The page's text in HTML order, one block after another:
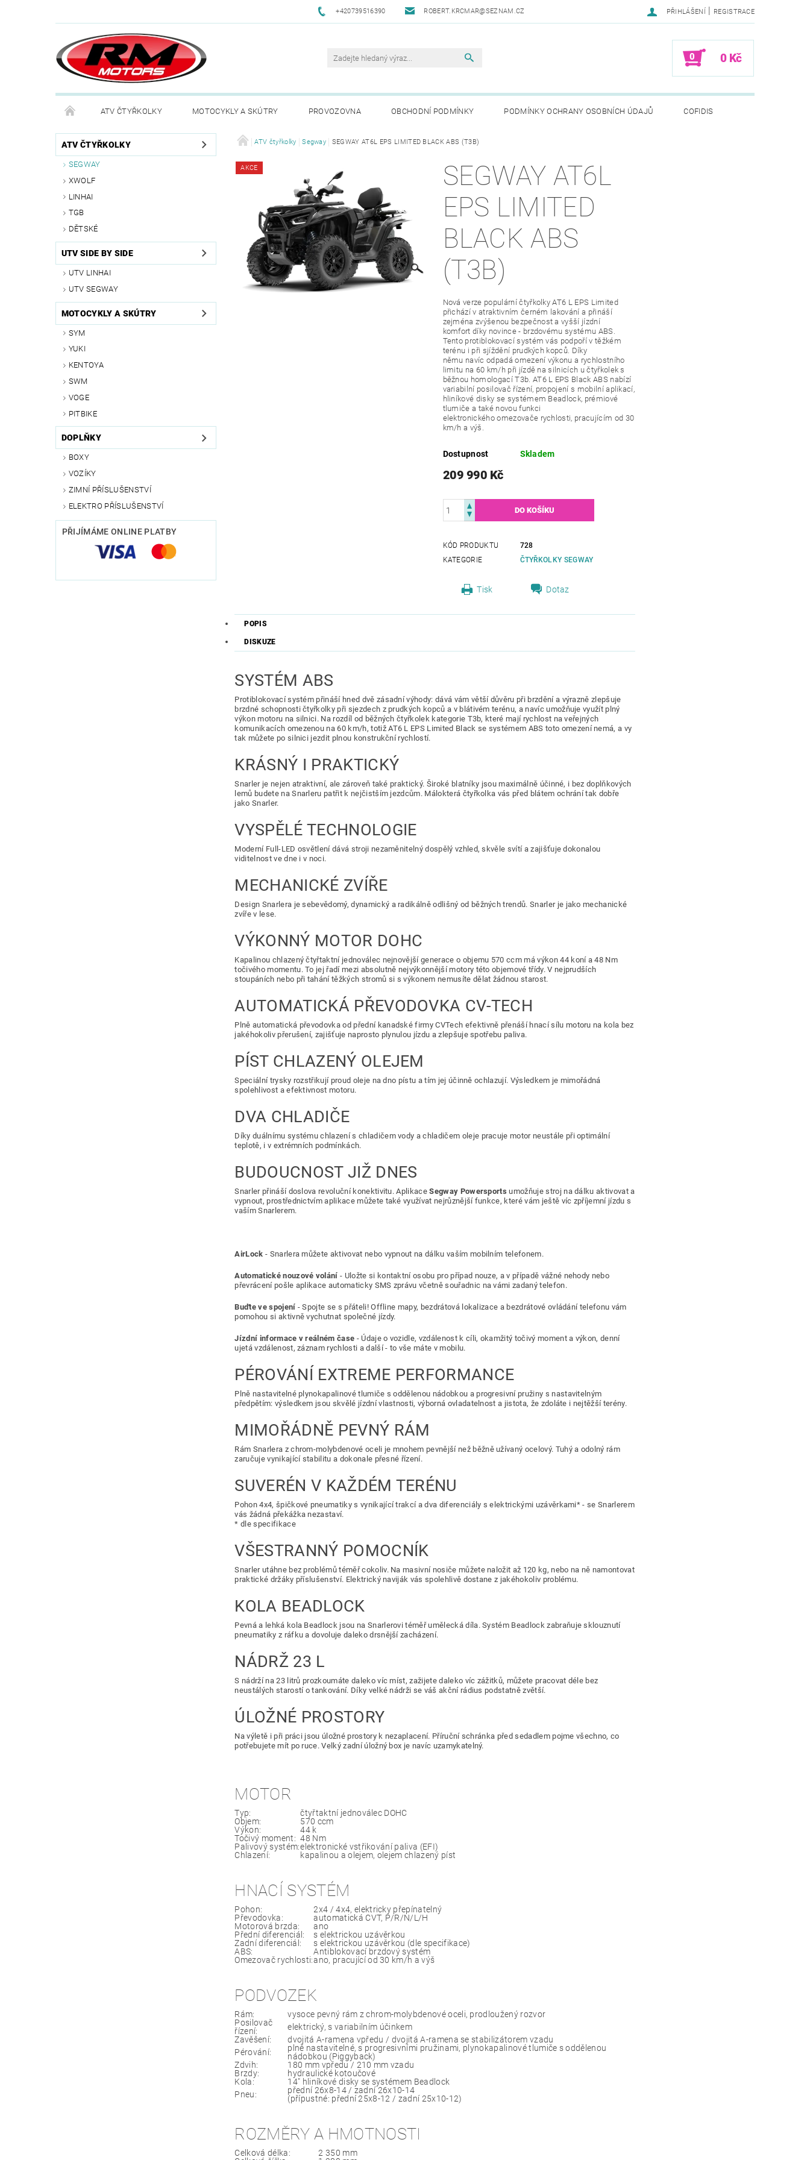
+420739516390 ROBERT.KRCMAR@SEZNAM.CZ PŘIHLÁŠENÍ | REGISTRACE
0 0 Kč
ATV ČTYŘKOLKY MOTOCYKLY A SKÚTRY PROVOZOVNA OBCHODNÍ PODMÍNKY PODMÍNKY OCHRANY OSOBNÍCH ÚDAJŮ COFIDIS
ATV ČTYŘKOLKY
SEGWAY
XWOLF
LINHAI
TGB
DĚTSKÉ
UTV SIDE BY SIDE
UTV LINHAI
UTV SEGWAY
MOTOCYKLY A SKÚTRY
SYM
YUKI
KENTOYA
SWM
VOGE
PITBIKE
DOPLŇKY
BOXY
VOZÍKY
ZIMNÍ PŘÍSLUŠENSTVÍ
ELEKTRO PŘÍSLUŠENSTVÍ
PŘIJÍMÁME ONLINE PLATBY
ATV čtyřkolky Segway SEGWAY AT6L EPS LIMITED BLACK ABS (T3B)
AKCE
SEGWAY AT6L
EPS LIMITED
BLACK ABS
(T3B)
Nová verze populární čtyřkolky AT6 L EPS Limited
přichází v atraktivním černém lakování a přináší
zejména zvýšenou bezpečnost a vyšší jízdní
komfort díky novince - brzdovému systému ABS.
Tento protiblokovací systém vás podpoří v těžkém
terénu i při sjíždění prudkých kopců. Díky
němu navíc odpadá omezení výkonu a rychlostního
limitu na 60 km/h při jízdě na silnicích u čtyřkolek s
běžnou homologací T3b. AT6 L EPS Black ABS nabízí
variabilní posilovač řízení, propojení s mobilní aplikací,
hliníkové disky se systémem Beadlock, prémiové
tlumiče a také novou funkci
elektronického omezovače rychlosti, pracujícím od 30
km/h a výš.
Dostupnost Skladem
209 990 Kč
KÓD PRODUKTU
728
KATEGORIE
ČTYŘKOLKY SEGWAY
Tisk Dotaz
POPIS
DISKUZE
SYSTÉM ABS
Protiblokovací systém přináší hned dvě zásadní výhody: dává vám větší důvěru při brzdění a výrazně zlepšuje
brzdné schopnosti čtyřkolky při sjezdech z prudkých kopců a v blátivém terénu, a navíc umožňuje využít plný
výkon motoru na silnici. Na rozdíl od běžných čtyřkolek kategorie T3b, které mají rychlost na veřejných
komunikacích omezenou na 60 km/h, totiž AT6 L EPS Limited Black se systémem ABS toto omezení nemá, a vy
tak můžete po silnici jezdit plnou konstrukční rychlostí.
KRÁSNÝ I PRAKTICKÝ
Snarler je nejen atraktivní, ale zároveň také praktický. Široké blatníky jsou maximálně účinné, i bez doplňkových
lemů budete na Snarleru patřit k nejčistším jezdcům. Málokterá čtyřkolka vás před blátem ochrání tak dobře
jako Snarler.
VYSPĚLÉ TECHNOLOGIE
Moderní Full-LED osvětlení dává stroji nezaměnitelný dospělý vzhled, skvěle svítí a zajišťuje dokonalou
viditelnost ve dne i v noci.
MECHANICKÉ ZVÍŘE
Design Snarlera je sebevědomý, dynamický a radikálně odlišný od běžných trendů. Snarler je jako mechanické
zvíře v lese.
VÝKONNÝ MOTOR DOHC
Kapalinou chlazený čtyřtaktní jednoválec nejnovější generace o objemu 570 ccm má výkon 44 koní a 48 Nm
točivého momentu. To jej řadí mezi absolutně nejvýkonnější motory této objemové třídy. V nejprudších
stoupáních nebo při tahání těžkých stromů si s výkonem nemusíte dělat žádnou starost.
AUTOMATICKÁ PŘEVODOVKA CV-TECH
Plně automatická převodovka od přední kanadské firmy CVTech efektivně přenáší hnací sílu motoru na kola bez
jakéhokoliv přerušení, zajišťuje naprosto plynulou jízdu a zlepšuje spotřebu paliva.
PÍST CHLAZENÝ OLEJEM
Speciální trysky rozstřikují proud oleje na dno pístu a tím jej účinně ochlazují. Výsledkem je mimořádná
spolehlivost a efektivnost motoru.
DVA CHLADIČE
Díky duálnímu systému chlazení s chladičem vody a chladičem oleje pracuje motor neustále při optimální
teplotě, i v extrémních podmínkách.
BUDOUCNOST JIŽ DNES
Snarler přináší doslova revoluční konektivitu. AplikaceSegway Powersportsumožňuje stroj na dálku aktivovat a
vypnout, prostřednictvím aplikace můžete také využívat nejrůznější funkce, které vám ještě víc zpříjemní jízdu s
vaším Snarlerem.
AirLock - Snarlera můžete aktivovat nebo vypnout na dálku vaším mobilním telefonem.
Automatické nouzové volání - Uložte si kontaktní osobu pro případ nouze, a v případě vážné nehody nebo
převrácení pošle aplikace automaticky SMS zprávu včetně souřadnic na vámi zadaný telefon.
Buďte ve spojení - Spojte se s přáteli! Offline mapy, bezdrátová lokalizace a bezdrátové ovládání telefonu vám
pomohou si aktivně vychutnat společné jízdy.
Jízdní informace v reálném čase - Údaje o vozidle, vzdálenost k cíli, okamžitý točivý moment a výkon, denní
ujetá vzdálenost, záznam rychlosti a další - to vše máte v mobilu.
PÉROVÁNÍ EXTREME PERFORMANCE
Plně nastavitelné plynokapalinové tlumiče s oddělenou nádobkou a progresivní pružiny s nastavitelným
předpětím: výsledkem jsou skvělé jízdní vlastnosti, výborná ovladatelnost a jistota, že zdoláte i nejtěžší terény.
MIMOŘÁDNĚ PEVNÝ RÁM
Rám Snarlera z chrom-molybdenové oceli je mnohem pevnější než běžně užívaný ocelový. Tuhý a odolný rám
zaručuje vynikající stabilitu a dokonale přesné řízení.
SUVERÉN V KAŽDÉM TERÉNU
Pohon 4x4, špičkové pneumatiky s vynikající trakcí a dva diferenciály s elektrickými uzávěrkami* - se Snarlerem
vás žádná překážka nezastaví.
* dle specifikace
VŠESTRANNÝ POMOCNÍK
Snarler utáhne bez problémů téměř cokoliv. Na masivní nosiče můžete naložit až 120 kg, nebo na ně namontovat
praktické držáky příslušenství. Elektrický naviják vás spolehlivě dostane z jakéhokoliv problému.
KOLA BEADLOCK
Pevná a lehká kola Beadlock jsou na Snarlerovi téměř umělecká díla. Systém Beadlock zabraňuje sklouznutí
pneumatiky z ráfku a dovoluje daleko drsnější zacházení.
NÁDRŽ 23 L
S nádrží na 23 litrů prozkoumáte daleko víc míst, zažijete daleko víc zážitků, můžete pracovat déle bez
neustálých starostí o tankování. Díky velké nádrži se váš akční rádius podstatně zvětší.
ÚLOŽNÉ PROSTORY
Na výletě i při práci jsou úložné prostory k nezaplacení. Příruční schránka před sedadlem pojme všechno, co
potřebujete mít po ruce. Velký zadní úložný box je navíc uzamykatelný.
MOTOR
Typ:
čtyřtaktní jednoválec DOHC
Objem:
570 ccm
Výkon:
44 k
Točivý moment: 48 Nm
Palivový systém:elektronické vstřikování paliva (EFI)
Chlazení:
kapalinou a olejem, olejem chlazený píst
HNACÍ SYSTÉM
Pohon:
2x4 / 4x4, elektricky přepínatelný
Převodovka:
automatická CVT, P/R/N/L/H
Motorová brzda:
ano
Přední diferenciál:
s elektrickou uzávěrkou
Zadní diferenciál:
s elektrickou uzávěrkou (dle specifikace)
ABS:
Antiblokovací brzdový systém
Omezovač rychlosti:ano, pracující od 30 km/h a výš
PODVOZEK
Rám:
vysoce pevný rám z chrom-molybdenové oceli, prodloužený rozvor
Posilovač
řízení:
elektrický, s variabilním účinkem
Zavěšení:
dvojitá A-ramena vpředu / dvojitá A-ramena se stabilizátorem vzadu
Pérování:
plně nastavitelné, s progresivními pružinami, plynokapalinové tlumiče s oddělenou
nádobkou (Piggyback)
Zdvih:
180 mm vpředu / 210 mm vzadu
Brzdy:
hydraulické kotoučové
Kola:
14" hliníkové disky se systémem Beadlock
Pneu:
přední 26x8-14 / zadní 26x10-14
(přípustné: přední 25x8-12 / zadní 25x10-12)
ROZMĚRY A HMOTNOSTI
Celková délka:
2 350 mm